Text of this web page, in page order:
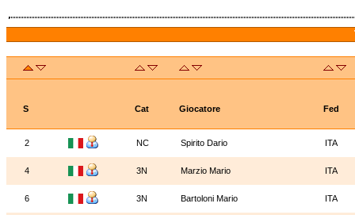
S Cat Giocatore Fed
2 NC Spirito Dario ITA
4 3N Marzio Mario ITA
6 3N Bartoloni Mario ITA